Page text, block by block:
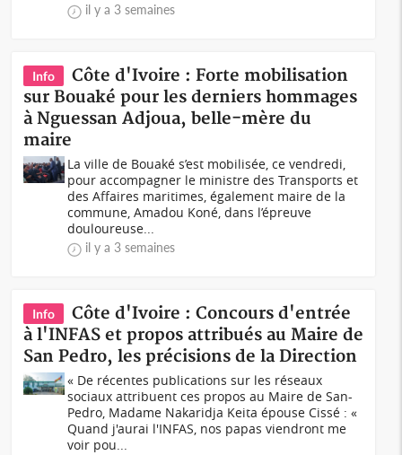
il y a 3 semaines
Info
Côte d'Ivoire : Forte mobilisation
sur Bouaké pour les derniers hommages
à Nguessan Adjoua, belle-mère du
maire
La ville de Bouaké s’est mobilisée, ce vendredi,
pour accompagner le ministre des Transports et
des Affaires maritimes, également maire de la
commune, Amadou Koné, dans l’épreuve
douloureuse...
il y a 3 semaines
Info
Côte d'Ivoire : Concours d'entrée
à l'INFAS et propos attribués au Maire de
San Pedro, les précisions de la Direction
« De récentes publications sur les réseaux
sociaux attribuent ces propos au Maire de San-
Pedro, Madame Nakaridja Keita épouse Cissé : «
Quand j'aurai l'INFAS, nos papas viendront me
voir pou...